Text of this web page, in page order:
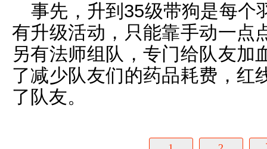
事先，升到35级带狗是每个
有升级活动，只能靠手动一点
另有法师组队，专门给队友加
了减少队友们的药品耗费，红
了队友。